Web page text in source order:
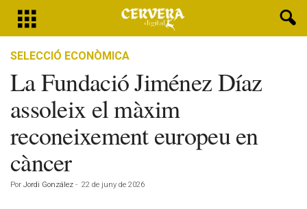
SELECCIÓ ECONÒMICA
La Fundació Jiménez Díaz
assoleix el màxim
reconeixement europeu en
càncer
Por Jordi González - 22 de juny de 2026